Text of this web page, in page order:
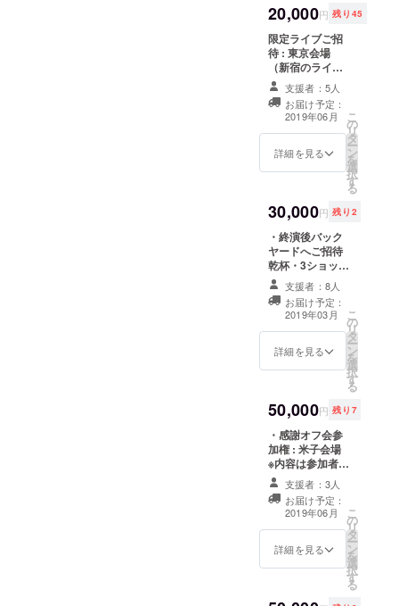
20,000円 残り45
限定ライブご招
待 : 東京会場
（新宿のライブ
ハウスを予定）
※ドリンク代は参
加者様ご負担と
なります ※2019
年6月頃を予定し
ております。
支援者：5人
お届け予定：
2019年06月
詳細を見る
こ
の
リ
タ
ー
ン
を
選
択
す
る
30,000円 残り2
・終演後バック
ヤードへご招待
乾杯・3ショット
チェキ（サイン
入り） ・3月22
日東京ワンマン
当日の優先入
場・前列優先座
席保証
支援者：8人
お届け予定：
2019年03月
詳細を見る
こ
の
リ
タ
ー
ン
を
選
択
す
る
50,000円 残り7
・感謝オフ会参
加権 : 米子会場
※内容は参加者様
に改めてお知ら
せします ※入場
料等が必要な場
合は参加者様実
費負担 ※2019年
6月頃予定 ・
支援者：3人
お届け予定：
2019年06月
詳細を見る
こ
の
リ
タ
ー
ン
を
選
択
す
る